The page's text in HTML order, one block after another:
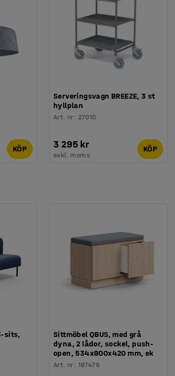
KÖP
Serveringsvagn BREEZE, 3 st
hyllplan
Art. nr: 27010
3 295 kr
exkl. moms
KÖP
sits,
Sittmöbel QBUS, med grå
dyna, 2 lådor, sockel, push-
open, 534x800x420 mm, ek
Art. nr: 187476